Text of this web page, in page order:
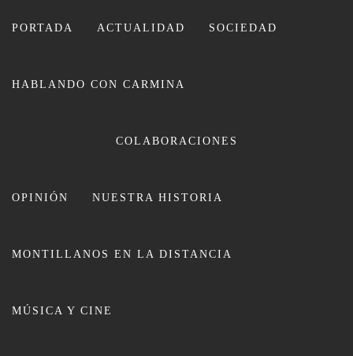
PORTADA ACTUALIDAD SOCIEDAD
HABLANDO CON CARMINA
COLABORACIONES
OPINIÓN NUESTRA HISTORIA
MONTILLANOS EN LA DISTANCIA
MÚSICA Y CINE
CARMINA LEIVA
Dos días de conciertos para